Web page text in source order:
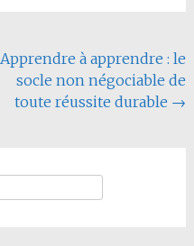
Apprendre à apprendre : le
socle non négociable de
toute réussite durable →